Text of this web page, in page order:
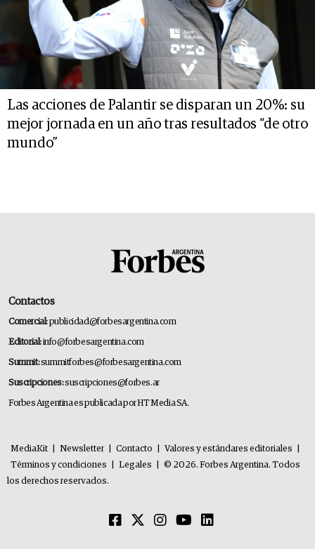
Las acciones de Palantir se disparan un 20%: su
mejor jornada en un año tras resultados “de otro
mundo”
Contactos
Comercial:publicidad@forbesargentina.com
Editorial:info@forbesargentina.com
Summit:summitforbes@forbesargentina.com
Suscripciones:suscripciones@forbes.ar
Forbes Argentina es publicada por HT Media SA.
MediaKit Newsletter Contacto Valores y estándares editoriales
Términos y condiciones
Legales
© 2026. Forbes Argentina. Todos
los derechos reservados.